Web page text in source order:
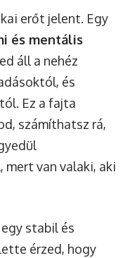
erőt jelent. Egy
és mentális
áll a nehéz
és
Ez a fajta
számíthatsz rá,
mert van valaki, aki
stabil és
érzed, hogy